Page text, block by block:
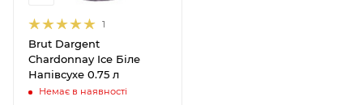
1
Brut Dargent
Chardonnay Ice Біле
Напівсухе 0.75 л
Немає в наявності